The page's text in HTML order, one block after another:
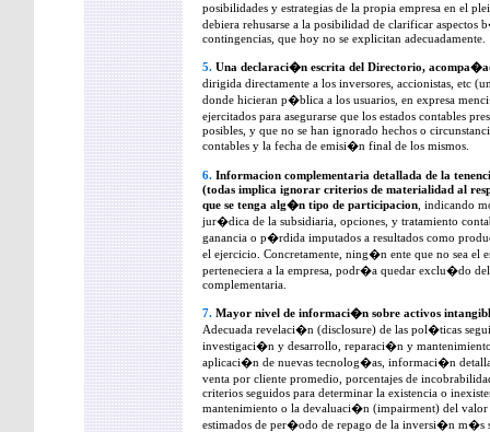
posibilidades y estrategias de la propia empresa en el
debiera rehusarse a la posibilidad de clarificar
contingencias, que hoy no se explicitan adecuadamente.
5. Una declaraci�n escrita del Directorio,
dirigida directamente a los inversores, accionistas, etc
donde hicieran p�blica a los usuarios, en expresa
ejercitados para asegurarse que los estados contables
posibles, y que no se han ignorado hechos o
contables y la fecha de emisi�n final de los mismos.
6. Informacion complementaria detallada de la
(todas implica ignorar criterios de materialidad al
que se tenga alg�n tipo de participacion , indicando
jur�dica de la subsidiaria, opciones, y tratamiento
ganancia o p�rdida imputados a resultados como
el ejercicio. Concretamente, ning�n ente que no sea el
perteneciera a la empresa, podr�a quedar exclu�do
complementaria.
7. Mayor nivel de informaci�n sobre activos
Adecuada revelaci�n (disclosure) de las pol�ticas
investigaci�n y desarrollo, reparaci�n y
aplicaci�n de nuevas tecnolog�as, informaci�n
venta por cliente promedio, porcentajes de
criterios seguidos para determinar la existencia o
mantenimiento o la devaluaci�n (impairment) del valor
estimados de per�odo de repago de la inversi�n